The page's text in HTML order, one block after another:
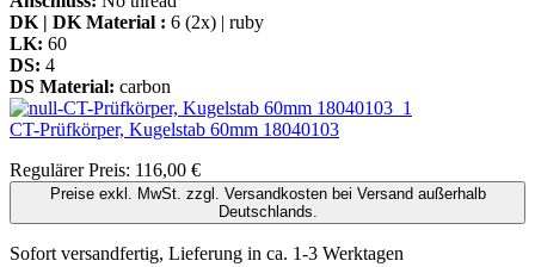
DK | DK Material : 6 (2x) | ruby
LK: 60
DS: 4
DS Material: carbon
CT-Prüfkörper, Kugelstab 60mm 18040103
Regulärer Preis: 116,00 €
Preise exkl. MwSt. zzgl. Versandkosten bei Versand außerhalb
Deutschlands.
Sofort versandfertig, Lieferung in ca. 1-3 Werktagen